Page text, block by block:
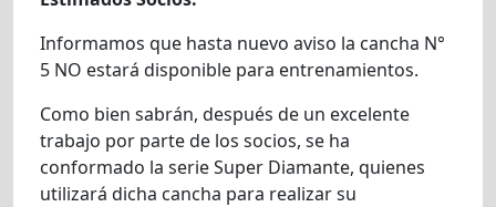
Informamos que hasta nuevo aviso la cancha N°
5 NO estará disponible para entrenamientos.
Como bien sabrán, después de un excelente
trabajo por parte de los socios, se ha
conformado la serie Super Diamante, quienes
utilizará dicha cancha para realizar su